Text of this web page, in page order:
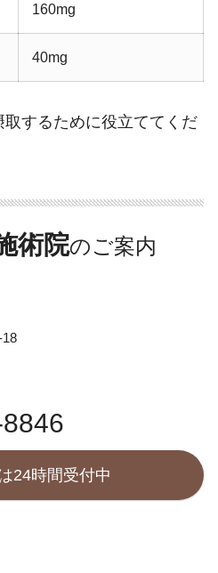
160mg
40mg
するために役立ててくだ
術院
24時間受付中